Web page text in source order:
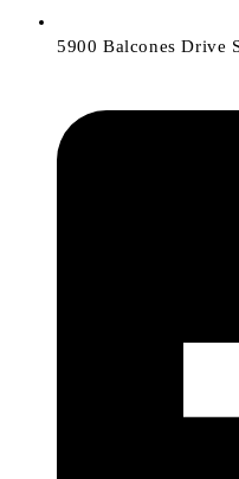
5900 Balcones Drive